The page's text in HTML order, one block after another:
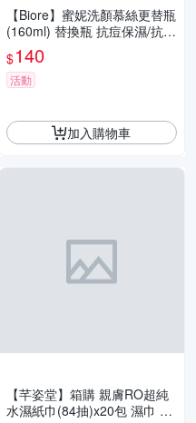
【Biore】蜜妮洗顏慕絲更替瓶
(160ml) 替換瓶 抗痘保濕/抗痘
控油/水嫩亮澤 泡泡洗面乳
$140
活動
加入購物車
【芊姿堂】箱購 親膚RO超純
水濕紙巾(84抽)x20包 濕巾 無